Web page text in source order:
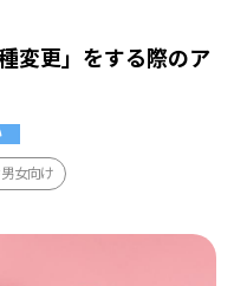
変更」をする際のア
男女向け